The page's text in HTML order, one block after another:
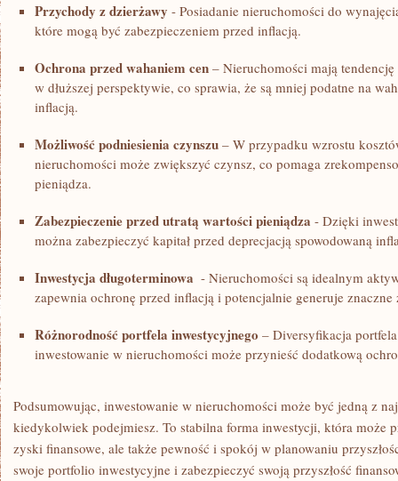
Przychody z dzierżawy ‍- Posiadanie nieruchomości do⁣
które mogą być zabezpieczeniem przed ‍inflacją.
Ochrona‌ przed‌ wahaniem cen – Nieruchomości mają⁣
w dłuższej perspektywie, co sprawia, że są mniej podatne na
inflacją.
Możliwość ​podniesienia ‌czynszu – W przypadku ⁣wzrostu
nieruchomości może zwiększyć czynsz, co pomaga
pieniądza.
Zabezpieczenie przed⁢ utratą wartości ‍pieniądza ⁣- ⁢Dzięki
można zabezpieczyć kapitał przed deprecjacją spowodowaną
Inwestycja długoterminowa
-⁣ Nieruchomości są idealnym
zapewnia ochronę przed inflacją⁢ i potencjalnie generuje znaczne
Różnorodność portfela inwestycyjnego – Diversyfikacja
inwestowanie ⁤w nieruchomości może przynieść dodatkową
Podsumowując, inwestowanie⁢ w nieruchomości może być jedną z‍
kiedykolwiek podejmiesz. To stabilna ‍forma ​inwestycji, która‍ może
zyski finansowe, ‍ale także⁢ pewność i spokój w planowaniu
swoje portfolio inwestycyjne i zabezpieczyć swoją⁤ przyszłość